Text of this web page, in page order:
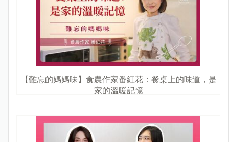
【難忘的媽媽味】食農作家番紅花：餐桌上的味道，是
家的溫暖記憶